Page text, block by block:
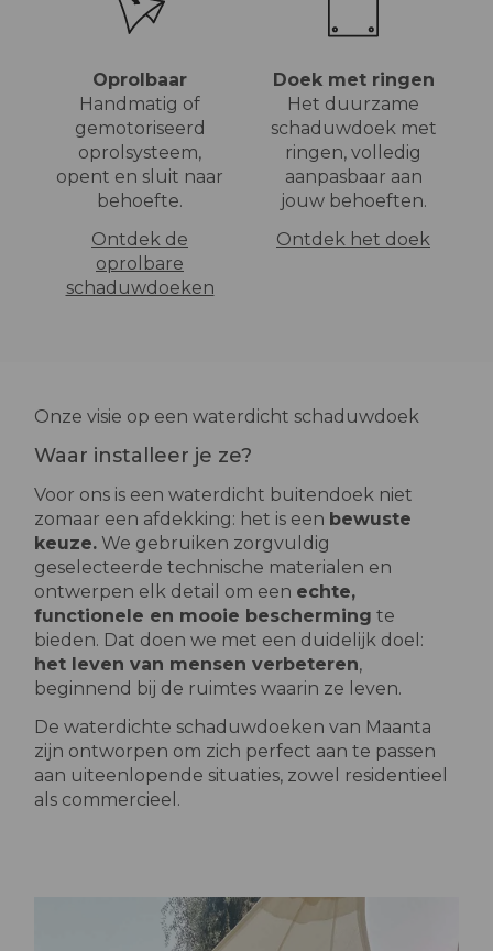
Oprolbaar
Handmatig of
gemotoriseerd
oprolsysteem,
opent en sluit naar
behoefte.
Ontdek de
oprolbare
schaduwdoeken
Doek met ringen
Het duurzame
schaduwdoek met
ringen, volledig
aanpasbaar aan
jouw behoeften.
Ontdek het doek
Onze visie op een waterdicht schaduwdoek
Waar installeer je ze?
Voor ons is een waterdicht buitendoek niet
zomaar een afdekking: het is een bewuste
keuze. We gebruiken zorgvuldig
geselecteerde technische materialen en
ontwerpen elk detail om een echte,
functionele en mooie bescherming te
bieden. Dat doen we met een duidelijk doel:
het leven van mensen verbeteren,
beginnend bij de ruimtes waarin ze leven.
De waterdichte schaduwdoeken van Maanta
zijn ontworpen om zich perfect aan te passen
aan uiteenlopende situaties, zowel residentieel
als commercieel.